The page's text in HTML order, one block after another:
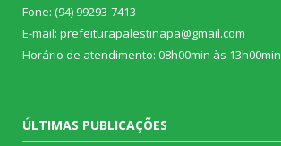
Fone: (94) 99293-7413
E-mail: prefeiturapalestinapa@gmail.com
Horário de atendimento: 08h00min às 13h00min
ÚLTIMAS PUBLICAÇÕES